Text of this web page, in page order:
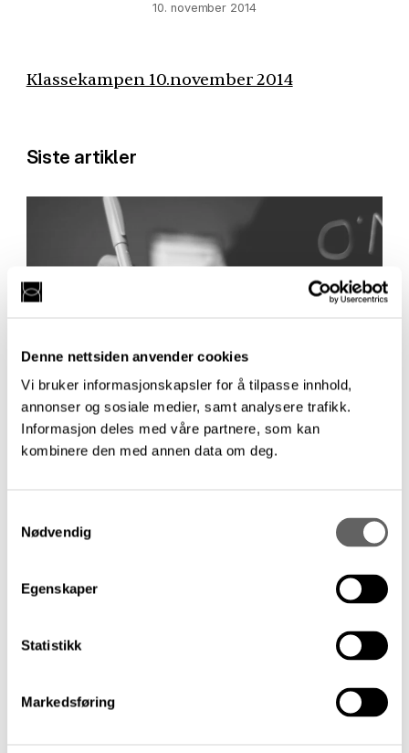
Denne nettsiden anvender cookies
Vi bruker informasjonskapsler for å tilpasse innhold,
annonser og sosiale medier, samt analysere trafikk.
Informasjon deles med våre partnere, som kan
kombinere den med annen data om deg.
Nødvendig
Egenskaper
Statistikk
Markedsføring
10. november 2014
Klassekampen 10.november 2014
Siste artikler
Høstens stipendutlysninger
kritikerlag kan søkes innen 1. september kl.
25. juni 2026